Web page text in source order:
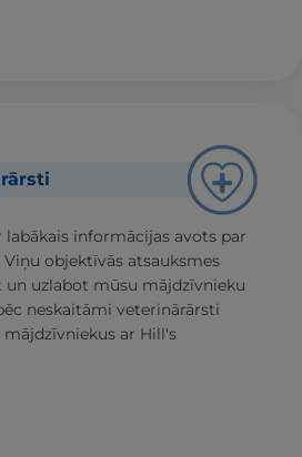
informācijas avots par
objektīvās atsauksmes
uzlabot mūsu mājdzīvnieku
neskaitāmi veterinārārsti
mājdzīvniekus ar Hill's